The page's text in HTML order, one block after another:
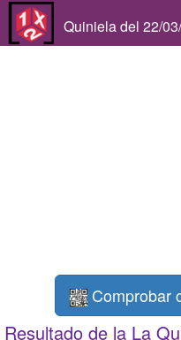
Quiniela del 22/
Comprobar
Resultado de la La